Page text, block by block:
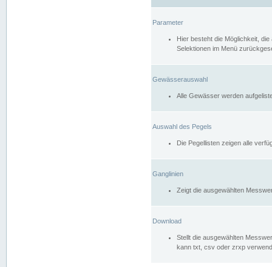
Parameter
Hier besteht die Möglichkeit,
Selektionen im Menü
Gewässerauswahl
Alle Gewässer werden
Auswahl des Pegels
Die Pegellisten zeigen alle
Ganglinien
Zeigt die ausgewählten
Download
Stellt die ausgewählten
kann txt, csv oder zrxp